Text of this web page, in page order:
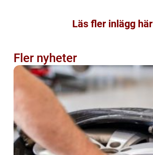
Läs fler inlägg här
Fler nyheter